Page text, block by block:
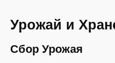
Урожай и
Сбор Урожая